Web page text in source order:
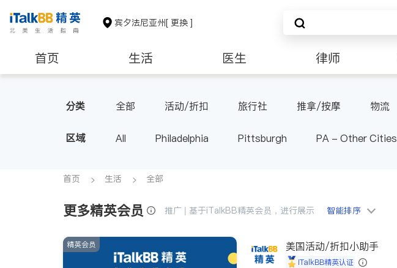
宾夕法尼亚州[ 更换 ]
首页 生活 医生 律师
分类 全部 活动/折扣 旅行社 推拿/按摩 物流
区域 All Philadelphia Pittsburgh PA - Other Cities
首页 生活 全部
更多精英会员 推广 | 基于iTalkBB精英会员，进行展示 智能排序
精英会员 美国活动/折扣小助手
iTalkBB精英认证